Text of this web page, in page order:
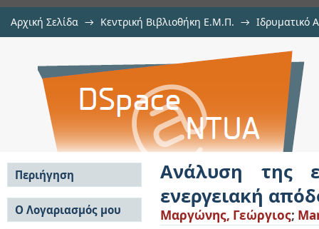
Αρχική Σελίδα → Κεντρική Βιβλιοθήκη Ε.Μ.Π. → Ιδρυματικό
Ανάλυση της επίδρασης των
κτιρίων
Ανάλυση της
ενεργειακή
Μαργώνης, Γεώργιος;
Περιήγηση
Σε όλο το DSpace
Κοινότητες & Συλλογές
Ο Λογαριασμός μου